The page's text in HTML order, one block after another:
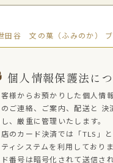
田谷 文の菓（ふみのか）
個人情報保護法に
様からお預かりした個人情
のご連絡、ご案内、配送と 決
、厳重に管理いたします。
のカード決済では「TLS」
ティシステムを利用しておりま
ド番号は暗号化されて送信さ